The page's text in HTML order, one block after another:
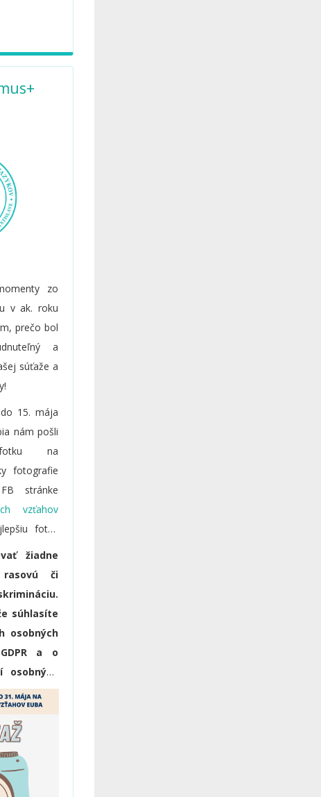
zo
v ak. roku
prečo bol
a
súťaže a
15. mája
nám pošli
na
fotografie
stránke
vzťahov
fotku
Traja
likov budú
stránke
FB stránke
vzťahov
žiadne
rasovú či
súhlasíte
osobných
a o
súhlas na
potreby